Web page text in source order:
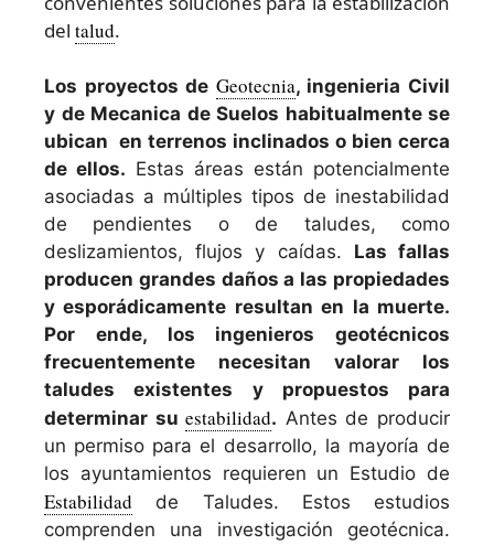
del talud.
Los proyectos de Geotecnia, ingenieria Civil
y de Mecanica de Suelos habitualmente se
ubican en terrenos inclinados o bien cerca
de ellos. Estas áreas están potencialmente
asociadas a múltiples tipos de inestabilidad
de pendientes o de taludes, como
deslizamientos, flujos y caídas. Las fallas
producen grandes daños a las propiedades
y esporádicamente resultan en la muerte.
Por ende, los ingenieros geotécnicos
frecuentemente necesitan valorar los
taludes existentes y propuestos para
determinar suestabilidad. Antes de producir
un permiso para el desarrollo, la mayoría de
los ayuntamientos requieren un Estudio de
Estabilidad de Taludes. Estos estudios
comprenden una investigación geotécnica.